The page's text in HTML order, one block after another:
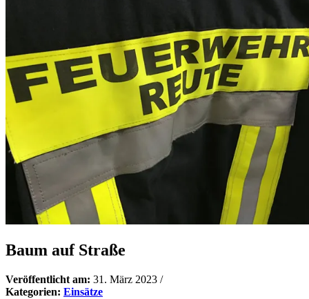
Baum auf Straße
Veröffentlicht am: 31. März 2023 /
Kategorien: Einsätze